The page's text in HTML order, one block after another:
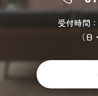
受付時間
（